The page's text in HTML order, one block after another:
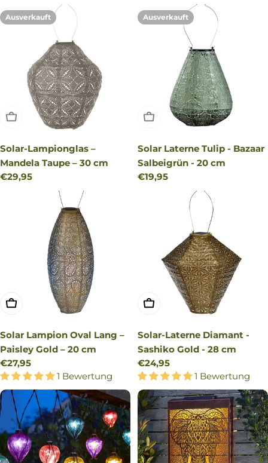
Ausverkauft
AUSVERKAUFT
Solar-Lampionglas –
Mandela Taupe – 30 cm
Regulärer
€29,95
Ausverkauft
AUSVERKAUFT
Solar Laterne Tulip - Bazaar
Salbeigrün - 20 cm
Regulärer
€19,95
IN DEN WARENKORB LEGEN
Solar Lampion Oval Lang –
Paisley Gold – 20 cm
Regulärer
Preis
€27,95
1 Bewertung
IN DEN WARENKORB
Solar-Laterne Diamant -
Sashiko Gold - 28 cm
Regulärer
Preis
€24,95
1 Bewertung